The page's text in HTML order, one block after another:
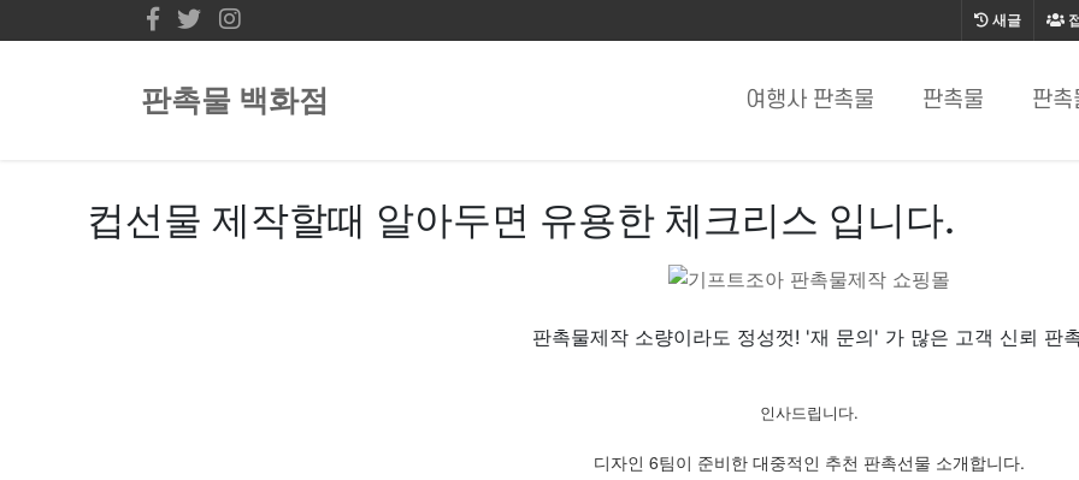
새글
판촉물 백화점 여행사 판촉물 판촉물 판촉
컵선물 제작할때 알아두면 유용한 체크리스 입니다.
판촉물제작 소량이라도 정성껏! '재 문의' 가 많은 고객 신뢰 판
인사드립니다.
디자인 6팀이 준비한 대중적인 추천 판촉선물 소개합니다.